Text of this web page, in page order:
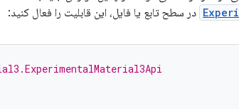
در سطح تابع یا فایل، این قابلیت را فعال کنید: